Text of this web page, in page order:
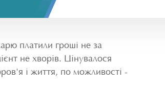
платили гроші не за
не хворів. Цінувалося
і життя, по можливості -